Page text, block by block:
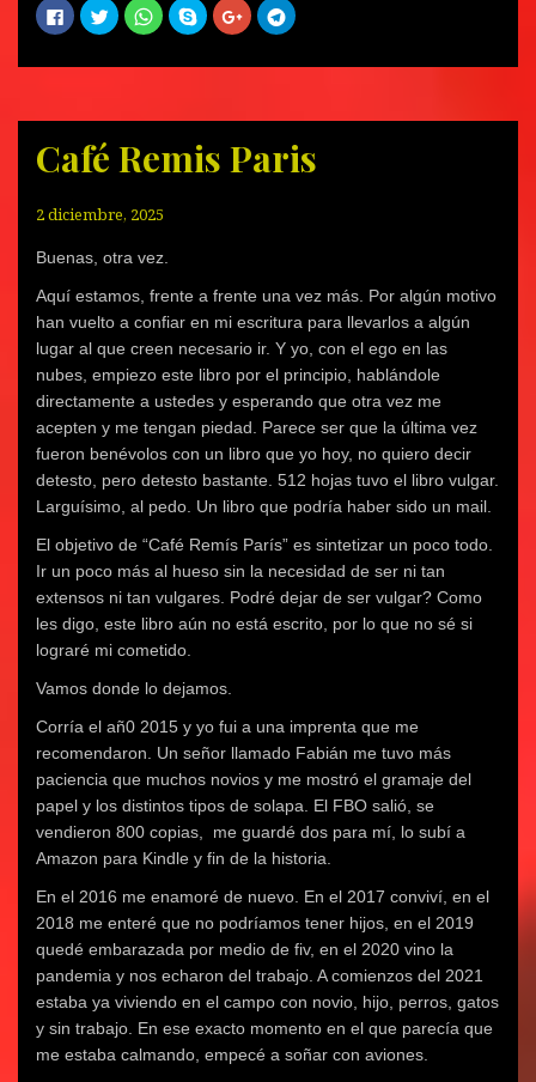
H
a
l
a
a
c
p
a
t
i
e
F
a
c
e
b
o
o
k
(
S
a
b
r
e
n
u
a
v
e
n
t
n
a
u
v
a
)
H
a
l
a
p
a
t
e
T
w
i
t
t
e
r
e
b
r
e
n
u
n
v
n
t
a
a
n
e
v
a
)
H
a
l
a
a
c
p
a
t
i
e
W
h
a
t
s
A
p
p
S
e
a
b
r
e
n
u
a
e
n
t
n
a
u
e
v
a
)
C
o
a
r
e
n
S
b
e
e
n
u
n
a
v
e
n
a
n
a
n
e
v
a
H
a
l
a
a
c
e
G
o
o
g
l
e
+
(
e
b
r
e
n
u
n
v
n
e
a
)
H
a
l
a
r
a
c
e
T
e
e
g
r
a
m
S
e
a
b
r
e
n
u
a
e
u
v
a
)
Café Remis Paris
2 diciembre, 2025
Buenas, otra vez.
Aquí estamos, frente a frente una vez más. Por algún motivo
han vuelto a confiar en mi escritura para llevarlos a algún
lugar al que creen necesario ir. Y yo, con el ego en las
nubes, empiezo este libro por el principio, hablándole
directamente a ustedes y esperando que otra vez me
acepten y me tengan piedad. Parece ser que la última vez
fueron benévolos con un libro que yo hoy, no quiero decir
detesto, pero detesto bastante. 512 hojas tuvo el libro vulgar.
Larguísimo, al pedo. Un libro que podría haber sido un mail.
El objetivo de “Café Remís París” es sintetizar un poco todo.
Ir un poco más al hueso sin la necesidad de ser ni tan
extensos ni tan vulgares. Podré dejar de ser vulgar? Como
les digo, este libro aún no está escrito, por lo que no sé si
lograré mi cometido.
Vamos donde lo dejamos.
Corría el añ0 2015 y yo fui a una imprenta que me
recomendaron. Un señor llamado Fabián me tuvo más
paciencia que muchos novios y me mostró el gramaje del
papel y los distintos tipos de solapa. El FBO salió, se
vendieron 800 copias, me guardé dos para mí, lo subí a
Amazon para Kindle y fin de la historia.
En el 2016 me enamoré de nuevo. En el 2017 conviví, en el
2018 me enteré que no podríamos tener hijos, en el 2019
quedé embarazada por medio de fiv, en el 2020 vino la
pandemia y nos echaron del trabajo. A comienzos del 2021
estaba ya viviendo en el campo con novio, hijo, perros, gatos
y sin trabajo. En ese exacto momento en el que parecía que
me estaba calmando, empecé a soñar con aviones.